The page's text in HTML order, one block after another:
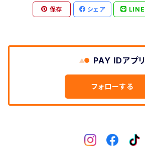
DEFEET/デフィート
DIXNA/ディズナ
DKG/ディーケージー
アクセサリー
保存 シェア LINE
PAY IDアプリ
フォローする